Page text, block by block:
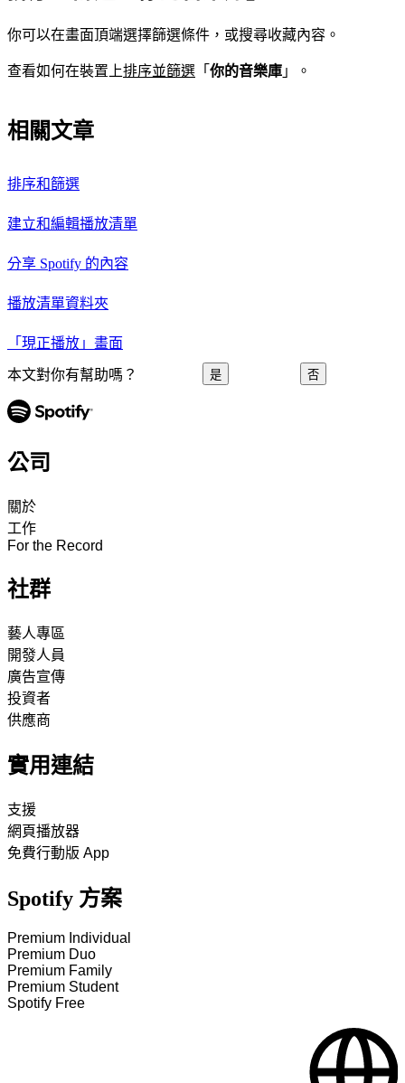
你可以在畫面頂端選擇篩選條件，或搜尋收藏內容。
查看如何在裝置上排序並篩選 「 你的音樂庫 」。
相關文章
排序和篩選
建立和編輯播放清單
分享 Spotify 的內容
播放清單資料夾
「現正播放」畫面
本文對你有幫助嗎？ 是 否
公司
關於
工作
For the Record
社群
藝人專區
開發人員
廣告宣傳
投資者
供應商
實用連結
支援
網頁播放器
免費行動版 App
Spotify 方案
Premium Individual
Premium Duo
Premium Family
Premium Student
Spotify Free